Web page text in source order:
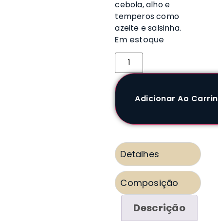
cebola, alho e
temperos como
azeite e salsinha.
Em estoque
Adicionar Ao
Detalhes
Composição
Descrição